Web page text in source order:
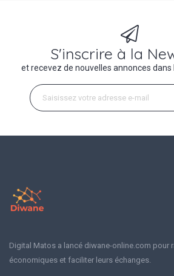
S'inscrire à la
et recevez de nouvelles annonces
Digital Matos a lancé diwane-online.com pour
économiques et faciliter leurs échanges.